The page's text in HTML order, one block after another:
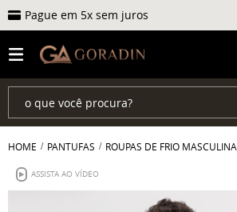
Pague em 5x sem juros
HOME PANTUFAS ROUPAS DE FRIO MASCULINA
ASSISTA AO VÍDEO